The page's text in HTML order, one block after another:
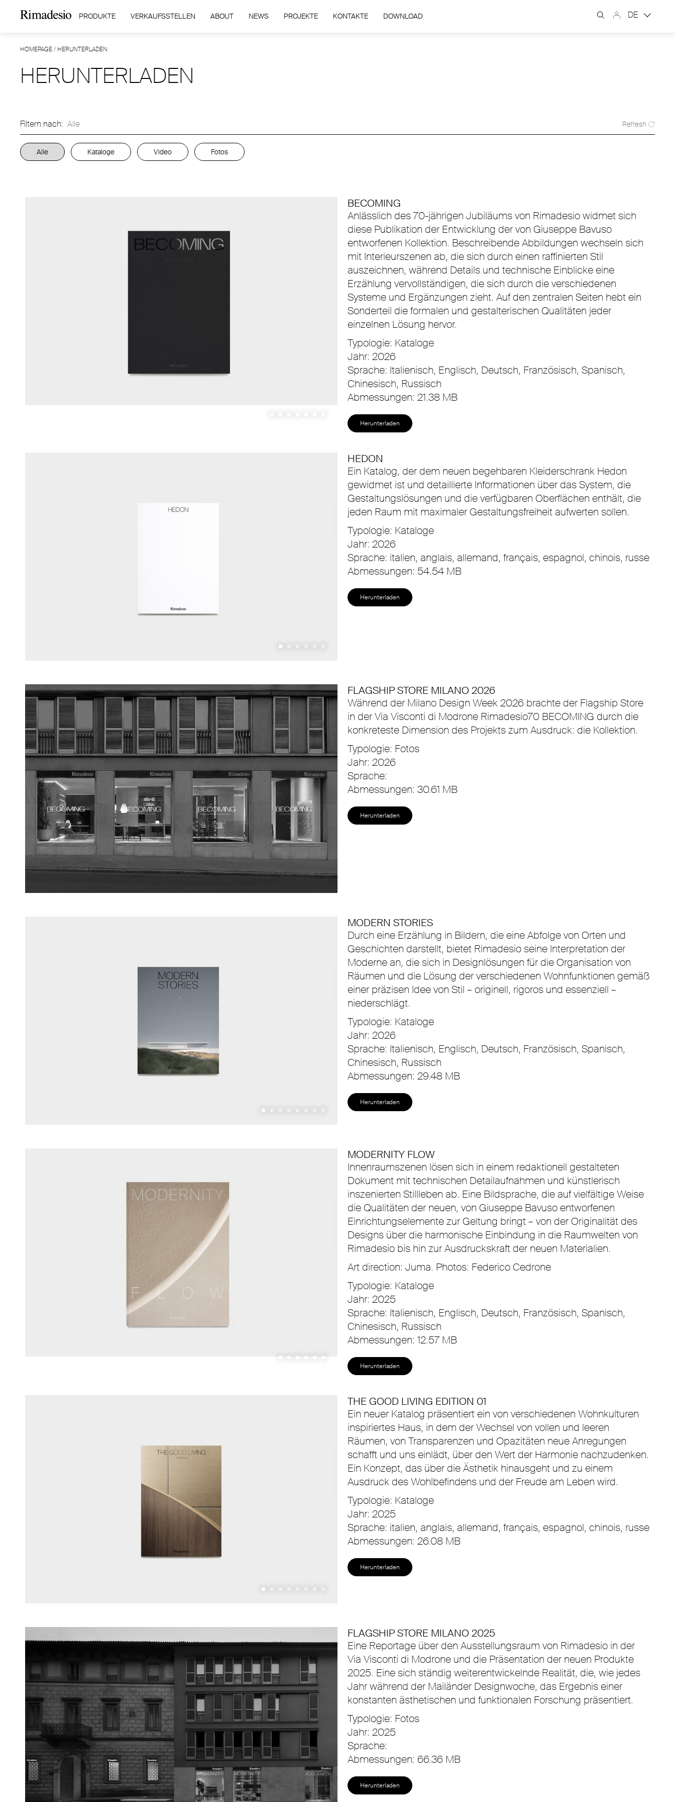
PRODUKTE VERKAUFSSTELLEN ABOUT NEWS PROJEKTE KONTAKTE DOWNLOAD DE
HOMEPAGE/ HERUNTERLADEN
HERUNTERLADEN
Filtern nach: Alle Refresh
Alle Kataloge Video Fotos
BECOMING
Anlässlich des 70-jährigen Jubiläums von Rimadesio widmet sich
diese Publikation der Entwicklung der von Giuseppe Bavuso
entworfenen Kollektion. Beschreibende Abbildungen wechseln sich
mit Interieurszenen ab, die sich durch einen raffinierten Stil
auszeichnen, während Details und technische Einblicke eine
Erzählung vervollständigen, die sich durch die verschiedenen
Systeme und Ergänzungen zieht. Auf den zentralen Seiten hebt ein
Sonderteil die formalen und gestalterischen Qualitäten jeder
einzelnen Lösung hervor.
Typologie: Kataloge
Jahr: 2026
Sprache: Italienisch, Englisch, Deutsch, Französisch, Spanisch,
Chinesisch, Russisch
Abmessungen: 21.38 MB
Herunterladen
HEDON
Ein Katalog, der dem neuen begehbaren Kleiderschrank Hedon
gewidmet ist und detaillierte Informationen über das System, die
Gestaltungslösungen und die verfügbaren Oberflächen enthält, die
jeden Raum mit maximaler Gestaltungsfreiheit aufwerten sollen.
Typologie: Kataloge
Jahr: 2026
Sprache: italien, anglais, allemand, français, espagnol, chinois, russe
Abmessungen: 54.54 MB
Herunterladen
FLAGSHIP STORE MILANO 2026
Während der Milano Design Week 2026 brachte der Flagship Store
in der Via Visconti di Modrone Rimadesio70 BECOMING durch die
konkreteste Dimension des Projekts zum Ausdruck: die Kollektion.
Typologie: Fotos
Jahr: 2026
Sprache:
Abmessungen: 30.61 MB
Herunterladen
MODERN STORIES
Durch eine Erzählung in Bildern, die eine Abfolge von Orten und
Geschichten darstellt, bietet Rimadesio seine Interpretation der
Moderne an, die sich in Designlösungen für die Organisation von
Räumen und die Lösung der verschiedenen Wohnfunktionen gemäß
einer präzisen Idee von Stil – originell, rigoros und essenziell –
niederschlägt.
Typologie: Kataloge
Jahr: 2026
Sprache: Italienisch, Englisch, Deutsch, Französisch, Spanisch,
Chinesisch, Russisch
Abmessungen: 29.48 MB
Herunterladen
MODERNITY FLOW
Innenraumszenen lösen sich in einem redaktionell gestalteten
Dokument mit technischen Detailaufnahmen und künstlerisch
inszenierten Stillleben ab. Eine Bildsprache, die auf vielfältige Weise
die Qualitäten der neuen, von Giuseppe Bavuso entworfenen
Einrichtungselemente zur Geltung bringt – von der Originalität des
Designs über die harmonische Einbindung in die Raumwelten von
Rimadesio bis hin zur Ausdruckskraft der neuen Materialien.
Art direction: Juma. Photos: Federico Cedrone
Typologie: Kataloge
Jahr: 2025
Sprache: Italienisch, Englisch, Deutsch, Französisch, Spanisch,
Chinesisch, Russisch
Abmessungen: 12.57 MB
Herunterladen
THE GOOD LIVING EDITION 01
Ein neuer Katalog präsentiert ein von verschiedenen Wohnkulturen
inspiriertes Haus, in dem der Wechsel von vollen und leeren
Räumen, von Transparenzen und Opazitäten neue Anregungen
schafft und uns einlädt, über den Wert der Harmonie nachzudenken.
Ein Konzept, das über die Ästhetik hinausgeht und zu einem
Ausdruck des Wohlbefindens und der Freude am Leben wird.
Typologie: Kataloge
Jahr: 2025
Sprache: italien, anglais, allemand, français, espagnol, chinois, russe
Abmessungen: 26.08 MB
Herunterladen
FLAGSHIP STORE MILANO 2025
Eine Reportage über den Ausstellungsraum von Rimadesio in der
Via Visconti di Modrone und die Präsentation der neuen Produkte
2025. Eine sich ständig weiterentwickelnde Realität, die, wie jedes
Jahr während der Mailänder Designwoche, das Ergebnis einer
konstanten ästhetischen und funktionalen Forschung präsentiert.
Typologie: Fotos
Jahr: 2025
Sprache:
Abmessungen: 66.36 MB
Herunterladen